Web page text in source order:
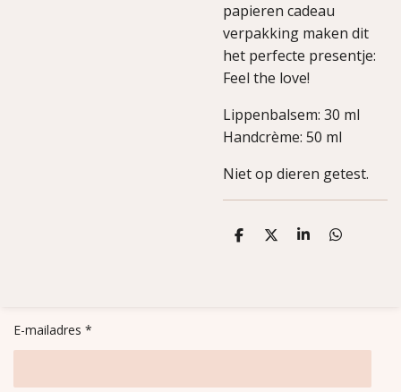
papieren cadeau
verpakking maken dit
het perfecte presentje:
Feel the love!
Lippenbalsem: 30 ml
Handcrème: 50 ml
Niet op dieren getest.
D
D
S
D
E-mailadres *